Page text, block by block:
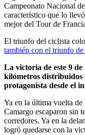
Campeonato Nacional
característico que lo
mejor del Tour de
El triunfo del ciclista
también con el triunfo
La victoria de este 9
kilómetros distribuidos
protagonista desde el
Ya en la última vuelta
Camargo escaparon sin
corredores. Ya en la
logró quedarse con la